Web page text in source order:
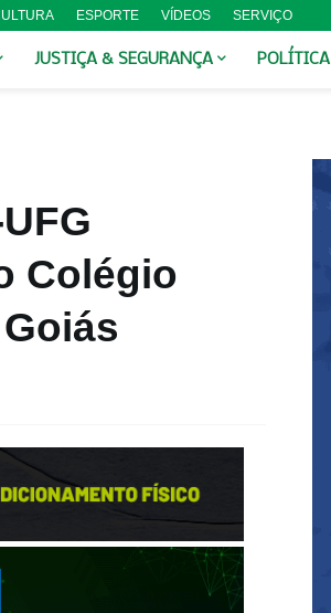
ESPORTE VÍDEOS SERVIÇO
JUSTIÇA & SEGURANÇA POLÍTICA
Colégio